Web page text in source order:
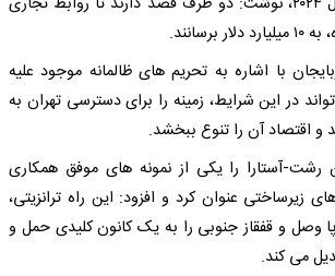
با اشاره به تحریم های ظالمانه موجود علیه
در این شرایط، زمینه را برای دسترسی تهران به
و اقتصاد آن را تنوع ببخشد.
رشت-آستارا را یکی از نمونه های موفق همکاری
زیرساختی عنوان کرد و افزود: این راه ترانزیتی،
وصل و قفقاز جنوبی را به یک کانون کلیدی حمل و
می کند.